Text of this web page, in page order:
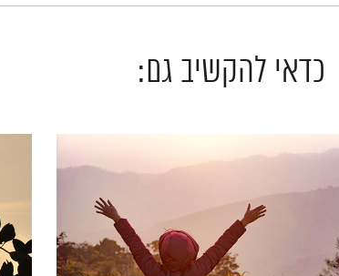
כדאי להקשיב גם: